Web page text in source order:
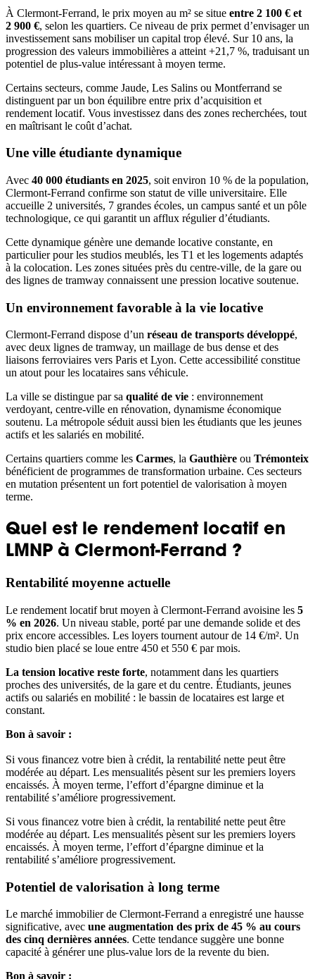
À Clermont-Ferrand, le prix moyen au m² se situe entre 2 100 € et
2 900 €, selon les quartiers. Ce niveau de prix permet d’envisager un
investissement sans mobiliser un capital trop élevé. Sur 10 ans, la
progression des valeurs immobilières a atteint +21,7 %, traduisant un
potentiel de plus-value intéressant à moyen terme.
Certains secteurs, comme Jaude, Les Salins ou Montferrand se
distinguent par un bon équilibre entre prix d’acquisition et
rendement locatif. Vous investissez dans des zones recherchées, tout
en maîtrisant le coût d’achat.
Une ville étudiante dynamique
Avec 40 000 étudiants en 2025, soit environ 10 % de la population,
Clermont-Ferrand confirme son statut de ville universitaire. Elle
accueille 2 universités, 7 grandes écoles, un campus santé et un pôle
technologique, ce qui garantit un afflux régulier d’étudiants.
Cette dynamique génère une demande locative constante, en
particulier pour les studios meublés, les T1 et les logements adaptés
à la colocation. Les zones situées près du centre-ville, de la gare ou
des lignes de tramway connaissent une pression locative soutenue.
Un environnement favorable à la vie locative
Clermont-Ferrand dispose d’un réseau de transports développé,
avec deux lignes de tramway, un maillage de bus dense et des
liaisons ferroviaires vers Paris et Lyon. Cette accessibilité constitue
un atout pour les locataires sans véhicule.
La ville se distingue par sa qualité de vie : environnement
verdoyant, centre-ville en rénovation, dynamisme économique
soutenu. La métropole séduit aussi bien les étudiants que les jeunes
actifs et les salariés en mobilité.
Certains quartiers comme les Carmes, la Gauthière ou Trémonteix
bénéficient de programmes de transformation urbaine. Ces secteurs
en mutation présentent un fort potentiel de valorisation à moyen
terme.
Quel est le rendement locatif en
LMNP à Clermont-Ferrand ?
Rentabilité moyenne actuelle
Le rendement locatif brut moyen à Clermont-Ferrand avoisine les 5
% en 2026. Un niveau stable, porté par une demande solide et des
prix encore accessibles. Les loyers tournent autour de 14 €/m². Un
studio bien placé se loue entre 450 et 550 € par mois.
La tension locative reste forte, notamment dans les quartiers
proches des universités, de la gare et du centre. Étudiants, jeunes
actifs ou salariés en mobilité : le bassin de locataires est large et
constant.
Bon à savoir :
Si vous financez votre bien à crédit, la rentabilité nette peut être
modérée au départ. Les mensualités pèsent sur les premiers loyers
encaissés. À moyen terme, l’effort d’épargne diminue et la
rentabilité s’améliore progressivement.
Si vous financez votre bien à crédit, la rentabilité nette peut être
modérée au départ. Les mensualités pèsent sur les premiers loyers
encaissés. À moyen terme, l’effort d’épargne diminue et la
rentabilité s’améliore progressivement.
Potentiel de valorisation à long terme
Le marché immobilier de Clermont-Ferrand a enregistré une hausse
significative, avec une augmentation des prix de 45 % au cours
des cinq dernières années. Cette tendance suggère une bonne
capacité à générer une plus-value lors de la revente du bien.
Bon à savoir :